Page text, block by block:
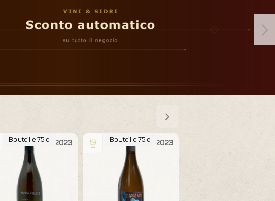
2023
Bouteille 75 cl 2023
Bouteille 75 cl